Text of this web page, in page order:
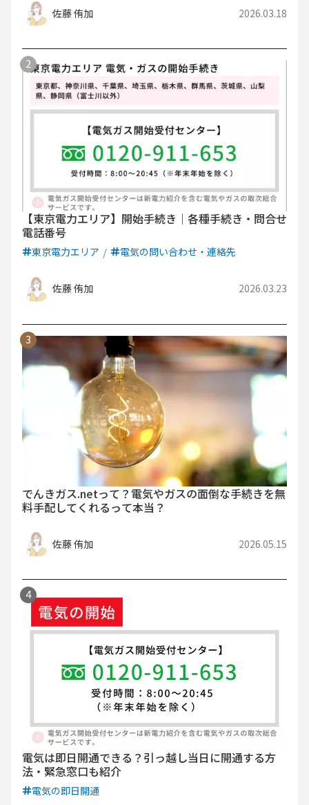
佐藤 侑加 2026.03.18
【東京電力エリア】開始手続き｜各種手続き・問合せ
電話番号
東京電力エリア 電気の問い合わせ・連絡先
佐藤 侑加 2026.03.23
でんきガス.netって？電気やガスの面倒な手続きを無
料手配してくれるって本当？
佐藤 侑加 2026.05.15
電気は即日開通できる？引っ越し当日に開通する方
法・緊急窓口も紹介
電気の即日開通